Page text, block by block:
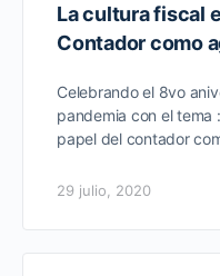
La cultura fiscal
Contador como
Celebrando el 8vo
pandemia con el tema
papel del contador
29 julio, 2020